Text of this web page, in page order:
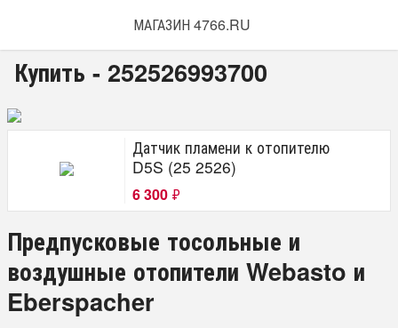
МАГАЗИН 4766.RU
Купить - 252526993700
Датчик пламени к отопителю
D5S (25 2526)
6 300 ₽
Предпусковые тосольные и
воздушные отопители Webasto и
Eberspacher